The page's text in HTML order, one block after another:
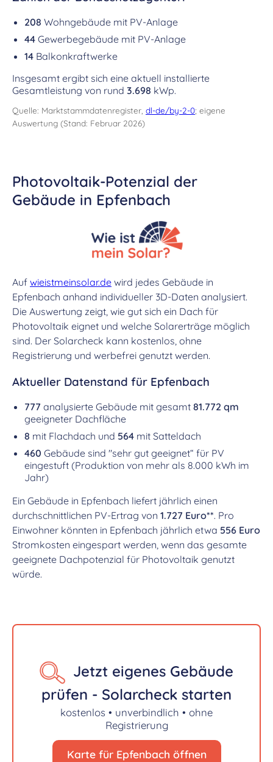
208 Wohngebäude mit PV-Anlage
44 Gewerbegebäude mit PV-Anlage
14 Balkonkraftwerke
Insgesamt ergibt sich eine aktuell installierte
Gesamtleistung von rund 3.698 kWp.
Quelle: Marktstammdatenregister, dl-de/by-2-0; eigene
Auswertung (Stand: Februar 2026)
Photovoltaik-Potenzial der
Gebäude in Epfenbach
Auf wieistmeinsolar.de wird jedes Gebäude in
Epfenbach anhand individueller 3D-Daten analysiert.
Die Auswertung zeigt, wie gut sich ein Dach für
Photovoltaik eignet und welche Solarerträge möglich
sind. Der Solarcheck kann kostenlos, ohne
Registrierung und werbefrei genutzt werden.
Aktueller Datenstand für Epfenbach
777 analysierte Gebäude mit gesamt 81.772 qm
geeigneter Dachfläche
8 mit Flachdach und 564 mit Satteldach
460 Gebäude sind "sehr gut geeignet“ für PV
eingestuft (Produktion von mehr als 8.000 kWh im
Jahr)
Ein Gebäude in Epfenbach liefert jährlich einen
durchschnittlichen PV-Ertrag von 1.727 Euro**. Pro
Einwohner könnten in Epfenbach jährlich etwa 556 Euro
Stromkosten eingespart werden, wenn das gesamte
geeignete Dachpotenzial für Photovoltaik genutzt
würde.
Jetzt eigenes Gebäude
prüfen - Solarcheck starten
kostenlos • unverbindlich • ohne
Registrierung
Karte für Epfenbach öffnen